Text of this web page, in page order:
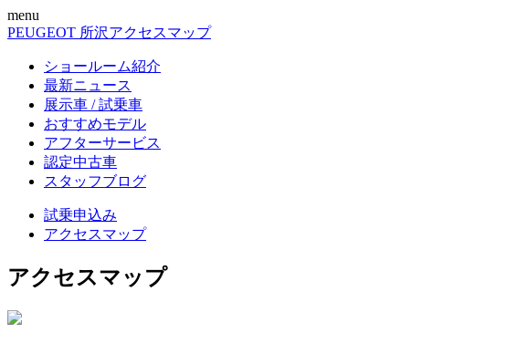
menu
PEUGEOT 所沢アクセスマップ
ショールーム紹介
最新ニュース
展示車 / 試乗車
おすすめモデル
アフターサービス
認定中古車
スタッフブログ
試乗申込み
アクセスマップ
アクセスマップ